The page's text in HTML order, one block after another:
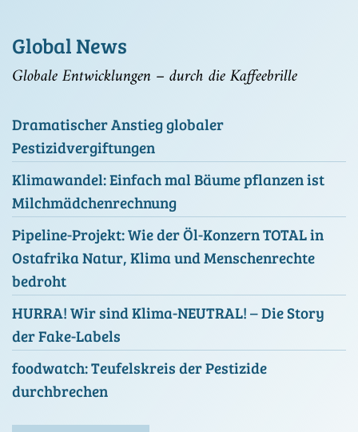
Global News
Globale Entwicklungen – durch die Kaffeebrille
Dramatischer Anstieg globaler
Pestizidvergiftungen
Klimawandel: Einfach mal Bäume pflanzen ist
Milchmädchenrechnung
Pipeline-Projekt: Wie der Öl-Konzern TOTAL in
Ostafrika Natur, Klima und Menschenrechte
bedroht
HURRA! Wir sind Klima-NEUTRAL! – Die Story
der Fake-Labels
foodwatch: Teufelskreis der Pestizide
durchbrechen